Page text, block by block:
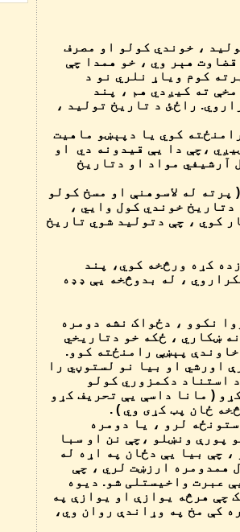
، خوندي کولو او مصرف
هېر وي ، خو همدا چې
کوم ویاړ نلري نو د
ته کیږدي هم ، پند
راځئ د تاریخ تولید ،
کوي یا دپېښو ماهیت
،چې دا یې قیدونه دي او
آرشیفي مواد او دتاریخ
له لاسوهنې او مسخ کولو
خوندي کول وایي ،
کوي ، چې دتولید شوي تاریخ
کړه ورڅخه کوي، پند
، له بدوڅخه یې ډډه
نکوو ، دځواک نشه دومره
ښکاري ، ځکه خو دتاریخي
پېښې رامنځته کوو.
اورشي او بیا نو لستوڼي را
استناد دکمزوري کولو
( مانا داسې یې تحریف کړو
ځان پټ کړی وي ) .
لرو ، یا دومره
پورې ونښلو ،چې نن او سبا
چې بیا یې دځان په اړه له
همدومره ارزښت لري ، چې
عبرت واخیستلی شو. دیوه
چې هرڅه یوازې او یوازې په
کې مخ په وړاندې روان وي،